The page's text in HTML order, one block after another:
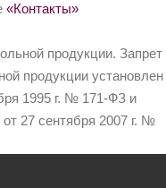
«Контакты»
продукции. Запрет
продукции установлен
1995 г. № 171-ФЗ и
27 сентября 2007 г. №